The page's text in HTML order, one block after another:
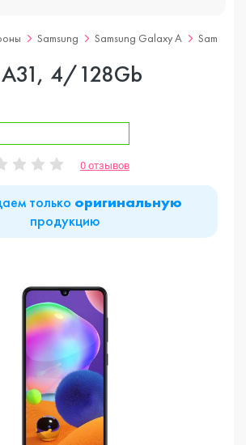
Samsung Samsung Galaxy A Samsung
A31, 4/128Gb
0 отзывов
только оригинальную
продукцию